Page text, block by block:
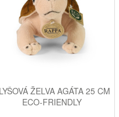
ŽELVA AGÁTA 25 CM
ECO-FRIENDLY